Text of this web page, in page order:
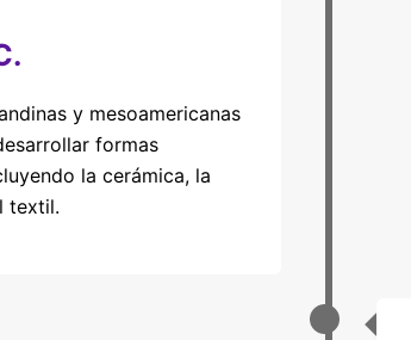
y mesoamericanas
formas
la cerámica, la
textil.